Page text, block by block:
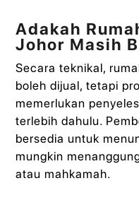
Adakah
Johor Masih
Secara teknikal,
boleh dijual, tetapi
memerlukan
terlebih dahulu.
bersedia untuk
mungkin
atau mahkamah.